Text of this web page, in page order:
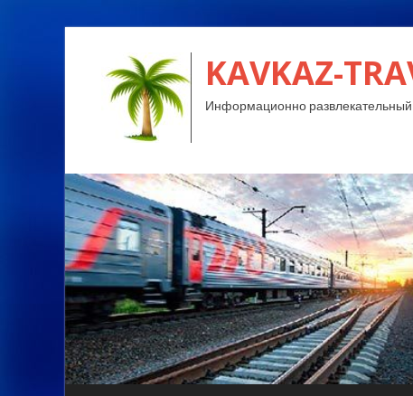
KAVKAZ-
Информационно развлекательный